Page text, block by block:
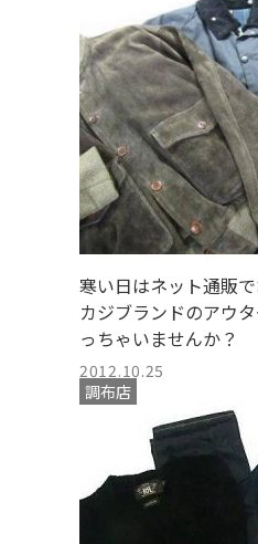
寒い日はネット通販
カジブランドのアウ
っちゃいませんか？
2012.10.25
調布店